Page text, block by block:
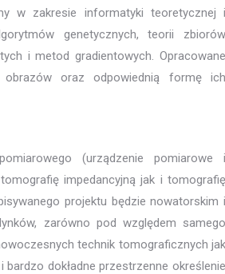
w zakresie informatyki teoretycznej i
genetycznych, teorii zbiorów
i metod gradientowych. Opracowane
oraz odpowiednią formę ich
(urządzenie pomiarowe i
impedancyjną jak i tomografię
projektu będzie nowatorskim i
zarówno pod względem samego
technik tomograficznych jak
dokładne przestrzenne określenie